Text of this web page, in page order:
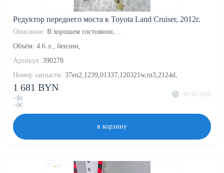
Редуктор переднего моста к Toyota Land Cruiser, 2012г.
Описание: В хорошем состоянии, ..
Объём: 4.6 л., бензин,
Артикул: 390278
Номер запчасти: 37en2,1239,01337,120321w,tn3,2124d,
01.05.2026
1 681 BYN
~$0
~0€
в корзину